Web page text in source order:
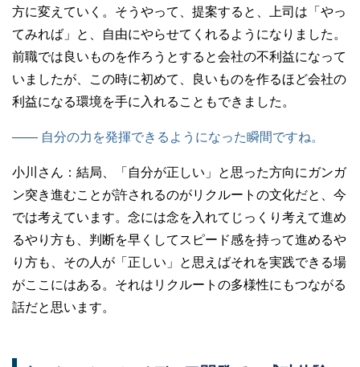
方に変えていく。そうやって、提案すると、上司は「やっ
てみれば」と、自由にやらせてくれるようになりました。
前職では良いものを作ろうとすると会社の不利益になって
いましたが、この時に初めて、良いものを作るほど会社の
利益になる環境を手に入れることもできました。
—— 自分の力を発揮できるようになった瞬間ですね。
小川さん： 結局、「自分が正しい」と思った方向にガンガ
ン突き進むことが許されるのがリクルートの文化だと、今
では考えています。念には念を入れてじっくり考えて進め
るやり方も、判断を早くしてスピード感を持って進めるや
り方も、その人が「正しい」と思えばそれを実践できる場
がここにはある。それはリクルートの多様性にもつながる
話だと思います。